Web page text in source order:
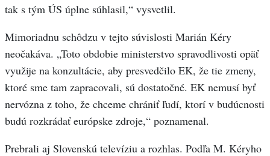
tak s tým ÚS úplne súhlasil,“ vysvetlil.
Mimoriadnu schôdzu v tejto súvislosti Marián Kéry
neočakáva. „Toto obdobie ministerstvo spravodlivosti opäť
využije na konzultácie, aby presvedčilo EK, že tie zmeny,
ktoré sme tam zapracovali, sú dostatočné. EK nemusí byť
nervózna z toho, že chceme chrániť ľudí, ktorí v budúcnosti
budú rozkrádať európske zdroje,“ poznamenal.
Prebrali aj Slovenskú televíziu a rozhlas. Podľa M. Kéryho